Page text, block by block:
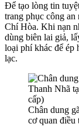
Để tạo lòng tin
trang phục công
Chí Hòa. Khi nạn
dùng biên lai giả,
loại phí khác để ép
lạc.
Chân dung
cơ quan điều